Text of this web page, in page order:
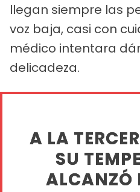
llegan siempre las
voz baja, casi con
médico intentara
delicadeza.
A LA
SU
ALCANZÓ